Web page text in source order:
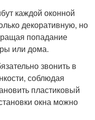
каждой оконной
декоративную, но
попадание
или дома.
звонить в
соблюдая
пластиковый
окна можно